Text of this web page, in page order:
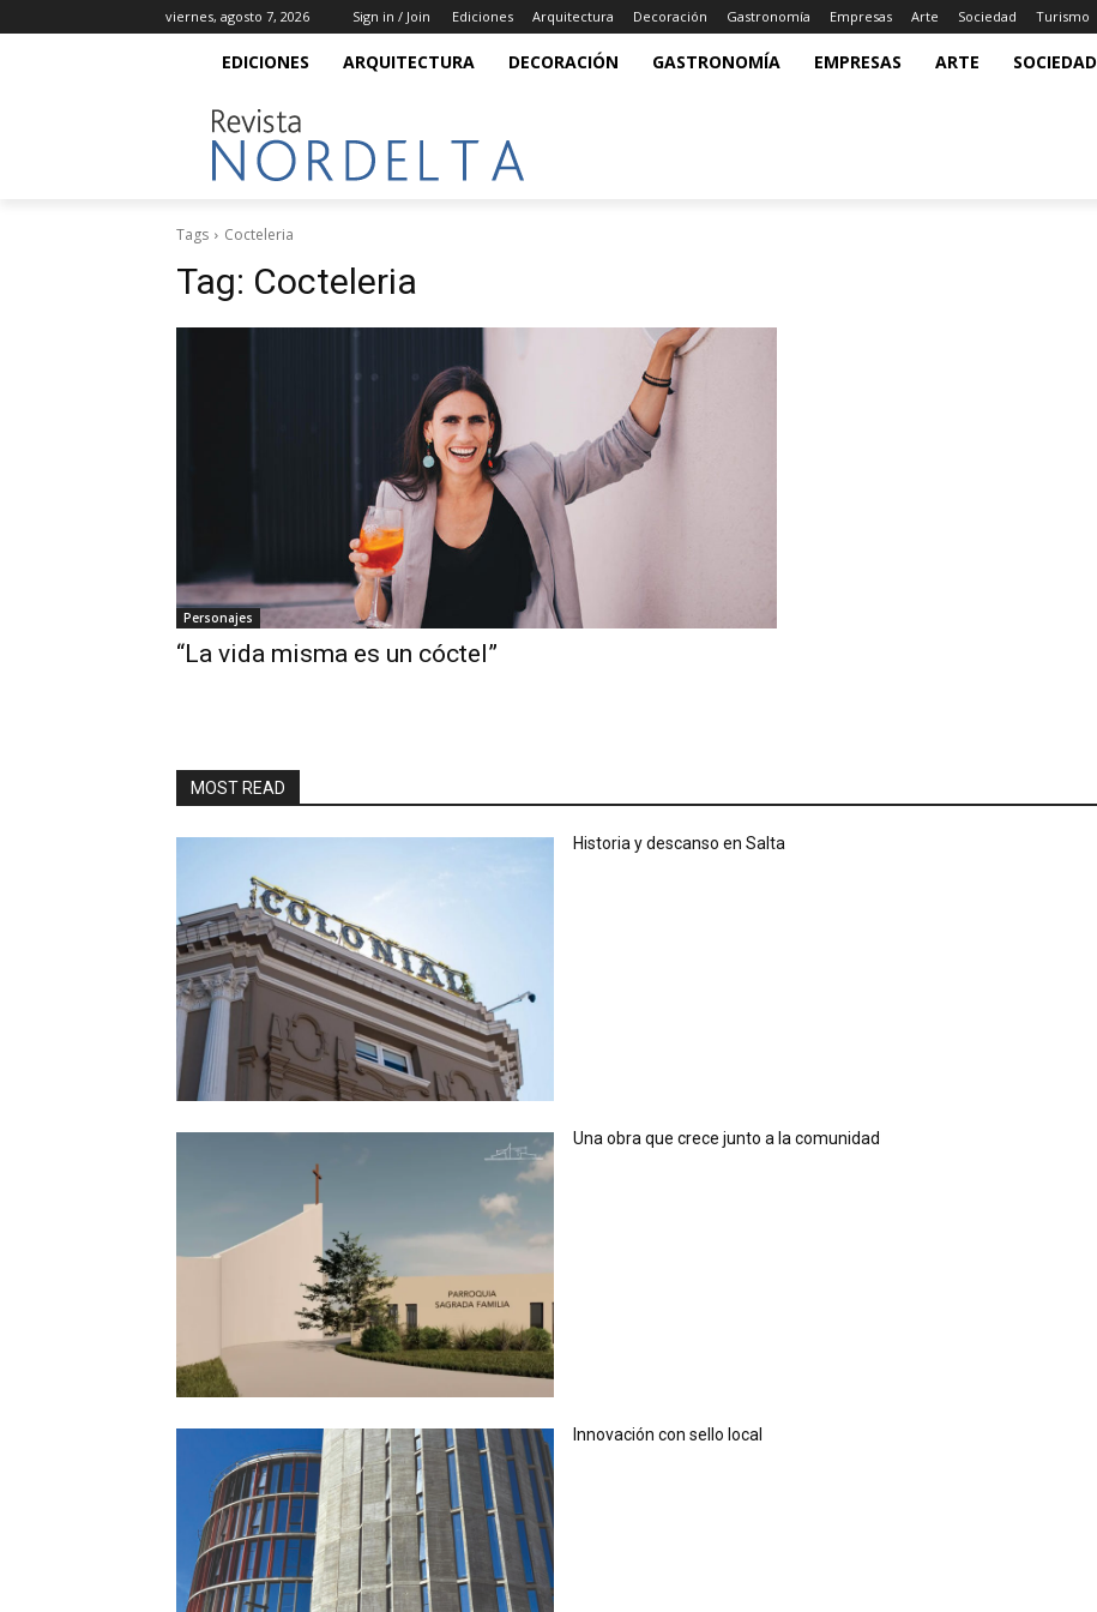
viernes, agosto 7, 2026 Sign in / Join Ediciones Arquitectura Decoración Gastronomía Empresas Arte Sociedad Turismo
EDICIONES ARQUITECTURA DECORACIÓN GASTRONOMÍA EMPRESAS ARTE SOCIEDAD
Tags Cocteleria
Tag: Cocteleria
Personajes
“La vida misma es un cóctel”
MOST READ
Historia y descanso en Salta
Una obra que crece junto a la comunidad
Innovación con sello local